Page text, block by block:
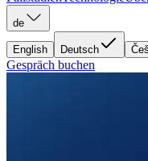
de
English Deutsch
Gespräch buchen